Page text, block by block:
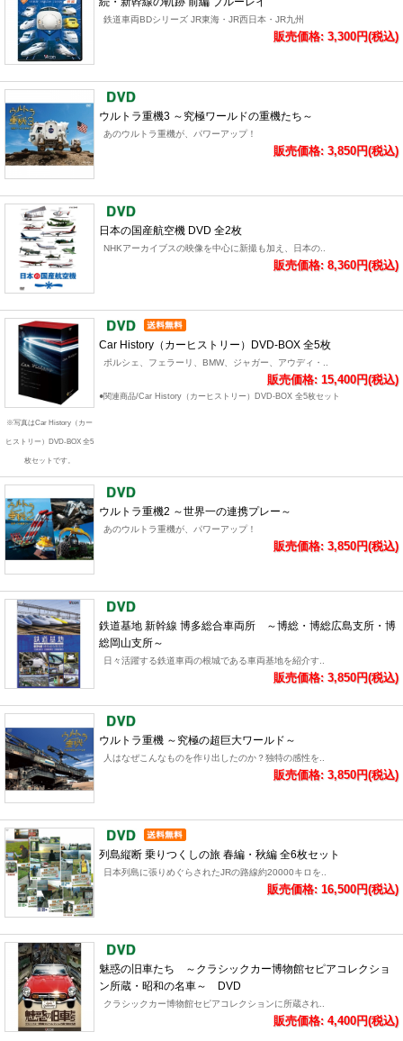
鉄道車両BDシリーズ JR東海・JR西日本・JR九州
販売価格: 3,300円(税込)
ウルトラ重機3 ～究極ワールドの重機たち～
あのウルトラ重機が、パワーアップ！
販売価格: 3,850円(税込)
日本の国産航空機 DVD 全2枚
NHKアーカイブスの映像を中心に新撮も加え、日本の..
販売価格: 8,360円(税込)
※写真はCar History（カー
ヒストリー）DVD-BOX 全5
枚セットです。
Car History（カーヒストリー）DVD-BOX 全5枚
ポルシェ、フェラーリ、BMW、ジャガー、アウディ・..
販売価格: 15,400円(税込)
●関連商品/Car History（カーヒストリー）DVD-BOX 全5枚セット
ウルトラ重機2 ～世界一の連携プレー～
あのウルトラ重機が、パワーアップ！
販売価格: 3,850円(税込)
鉄道基地 新幹線 博多総合車両所 ～博総・博総広島支所・博
総岡山支所～
日々活躍する鉄道車両の根城である車両基地を紹介す..
販売価格: 3,850円(税込)
ウルトラ重機 ～究極の超巨大ワールド～
人はなぜこんなものを作り出したのか？独特の感性を..
販売価格: 3,850円(税込)
列島縦断 乗りつくしの旅 春編・秋編 全6枚セット
日本列島に張りめぐらされたJRの路線約20000キロを..
販売価格: 16,500円(税込)
魅惑の旧車たち ～クラシックカー博物館セピアコレクショ
ン所蔵・昭和の名車～ DVD
クラシックカー博物館セピアコレクションに所蔵され..
販売価格: 4,400円(税込)